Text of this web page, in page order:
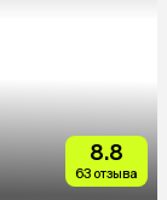
8.8
63 отзыва